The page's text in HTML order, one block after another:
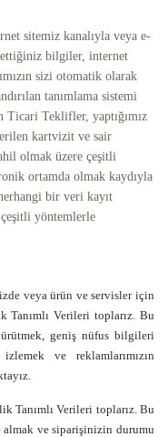
sitemiz kanalıyla veya e-
bilgiler, internet
sizi otomatik olarak
tanımlama sistemi
Ticari Teklifler, yaptığımız
kartvizit ve sair
olmak üzere çeşitli
ortamda olmak kaydıyla
bir veri kayıt
yöntemlerle
veya ürün ve servisler için
Tanımlı Verileri toplarız. Bu
geniş nüfus bilgileri
ve reklamlarımızın
Tanımlı Verileri toplarız. Bu
ve siparişinizin durumu